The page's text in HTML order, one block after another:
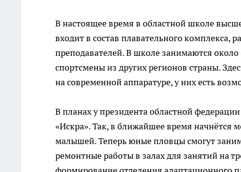
В настоящее время в областной школе
входит в состав плавательного
преподавателей. В школе занимаются
спортсмены из других регионов страны.
на современной аппаратуре, у них есть
В планах у президента областной
«Искра». Так, в ближайшее время
малышей. Теперь юные пловцы смогут
ремонтные работы в залах для занятий на